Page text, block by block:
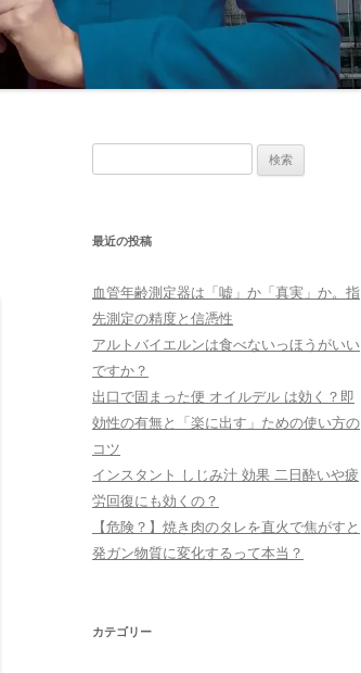
最近の投稿
血管年齢測定器は「嘘」か「真実」か。指
先測定の精度と信憑性
アルトバイエルンは食べないっほうがいい
ですか？
出口で固まった便 オイルデル は効く？即
効性の有無と「楽に出す」ための使い方の
コツ
インスタント しじみ汁 効果 二日酔いや疲
労回復にも効くの？
【危険？】焼き肉のタレを直火で焦がすと
発ガン物質に変化するって本当？
カテゴリー